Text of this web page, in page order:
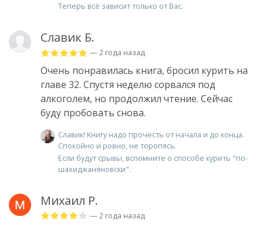
Теперь всё зависит только от Вас.
Славик Б.
— 2 года назад
Очень понравилась книга, бросил курить на
главе 32. Спустя неделю сорвался под
алкоголем, но продолжил чтение. Сейчас
буду пробовать снова.
Славик! Книгу надо прочесть от начала и до конца.
Спокойно и ровно, не торопясь.
Если будут срывы, вспомните о способе курить "по-
шахиджаняновски".
Михаил Р.
— 2 года назад